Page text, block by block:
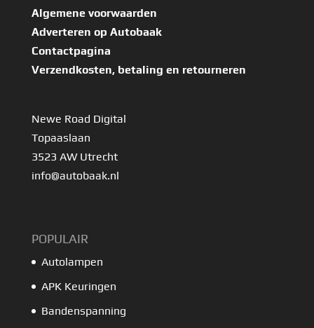
Algemene voorwaarden
Adverteren op Autobaak
Contactpagina
Verzendkosten, betaling en retourneren
Newe Road Digital
Topaaslaan
3523 AW Utrecht
info@autobaak.nl
POPULAIR
Autolampen
APK Keuringen
Bandenspanning